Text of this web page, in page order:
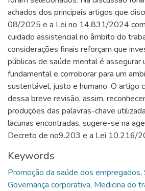
achados dos principais artigos que
08/2025 e a Lei no 14.831/2024
cuidado assistencial no âmbito do
considerações finais reforçam que
públicas de saúde mental é assegurar
fundamental e corroborar para um
sustentável, justo e humano. O artigo
dessa breve revisão, assim,
produções das palavras-chave
lacunas encontradas, sugere-se na
Decreto de no9.203 e a Lei 10.216/
Keywords
Promoção da saúde dos empregados,
Governança corporativa, Medicina do